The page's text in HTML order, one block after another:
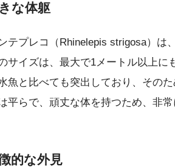
な体躯
テプレコ（Rhinelepis strigosa）は
サイズは、最大で1メートル以上
魚と比べても突出しており、その
平らで、頑丈な体を持つため、非
的な外見